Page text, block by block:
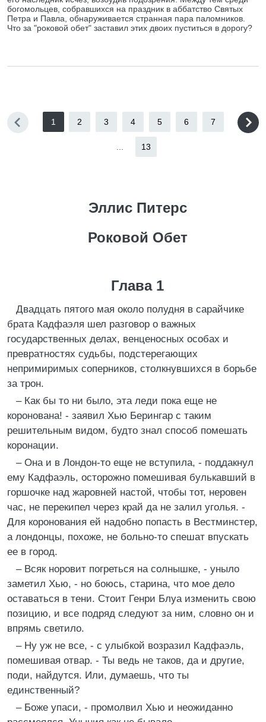
богомольцев, собравшихся на праздник в аббатство Святых
Петра и Павла, обнаруживается странная пара паломников.
Что за "роковой обет" заставил этих двоих пуститься в дорогу?
1 2 3 4 5 6 7
13
Эллис Питерс
Роковой Обет
Глава 1
Двадцать пятого мая около полудня в сарайчике
брата Кадфаэля шел разговор о важных
государственных делах, венценосных особах и
превратностях судьбы, подстерегающих
непримиримых соперников, столкнувшихся в борьбе
за трон.
– Как бы то ни было, эта леди пока еще не
коронована! - заявил Хью Берингар с таким
решительным видом, будто знал способ помешать
коронации.
– Она и в Лондон-то еще не вступила, - поддакнул
ему Кадфаэль, осторожно помешивая булькавший в
горшочке над жаровней настой, чтобы тот, неровен
час, не перекипел через край да не залил уголья. -
Для коронования ей надобно попасть в Вестминстер,
а лондонцы, похоже, не больно-то спешат впускать
ее в город.
– Всяк норовит погреться на солнышке, - уныло
заметил Хью, - но боюсь, старина, что мое дело
оставаться в тени. Стоит Генри Блуа изменить свою
позицию, и все подряд следуют за ним, словно он и
впрямь светило.
– Ну уж не все, - с улыбкой возразил Кадфаэль,
помешивая отвар. - Ты ведь не таков, да и другие,
поди, найдутся. Или, думаешь, что ты
единственный?
– Боже упаси, - промолвил Хью и неожиданно